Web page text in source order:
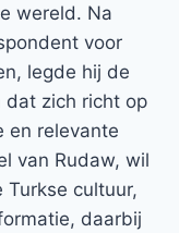
wereld. Na
voor
legde hij de
dat zich richt op
en relevante
van Rudaw, wil
Turkse cultuur,
daarbij